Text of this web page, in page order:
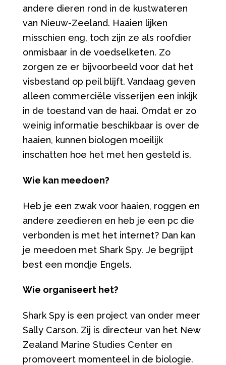
andere dieren rond in de kustwateren
van Nieuw-Zeeland. Haaien lijken
misschien eng, toch zijn ze als roofdier
onmisbaar in de voedselketen. Zo
zorgen ze er bijvoorbeeld voor dat het
visbestand op peil blijft. Vandaag geven
alleen commerciële visserijen een inkijk
in de toestand van de haai. Omdat er zo
weinig informatie beschikbaar is over de
haaien, kunnen biologen moeilijk
inschatten hoe het met hen gesteld is.
Wie kan meedoen?
Heb je een zwak voor haaien, roggen en
andere zeedieren en heb je een pc die
verbonden is met het internet? Dan kan
je meedoen met Shark Spy. Je begrijpt
best een mondje Engels.
Wie organiseert het?
Shark Spy is een project van onder meer
Sally Carson. Zij is directeur van het New
Zealand Marine Studies Center en
promoveert momenteel in de biologie.